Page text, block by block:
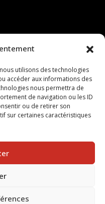
utilisons des technologies
accéder aux informations des
nous permettra de
de navigation ou les ID
ou de retirer son
sur certaines caractéristiques
DROITS RÉSERVÉS -
TECH